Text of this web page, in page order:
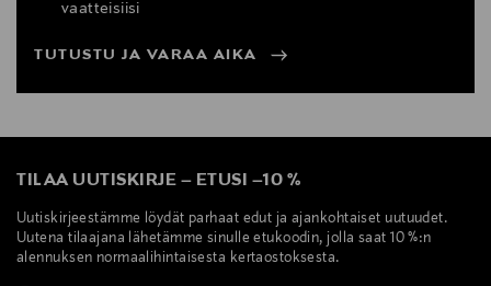
vaatteisiisi
TUTUSTU JA VARAA AIKA
TILAA UUTISKIRJE – ETUSI –10 %
Uutiskirjeestämme löydät parhaat edut ja ajankohtaiset uutuudet.
Uutena tilaajana lähetämme sinulle etukoodin, jolla saat 10 %:n
alennuksen normaalihintaisesta kertaostoksesta.